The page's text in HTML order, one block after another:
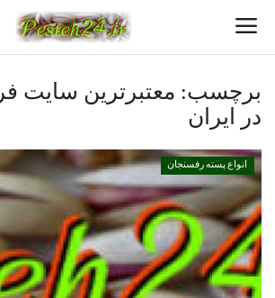
خانه
انواع پسته رفسنجان
پسته اعلا رفسنجان
قیمت روزانه پسته رفسنجان
برچسب: معتبرترین سایت
در ایران
انواع پسته رفسنجان